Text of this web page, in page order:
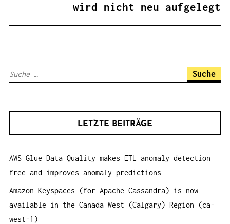
V
T
wird nicht neu aufgelegt
S
a
c
h
:
LETZTE BEITRÄGE
AWS Glue Data Quality makes ETL anomaly detection
free and improves anomaly predictions
Amazon Keyspaces (for Apache Cassandra) is now
available in the Canada West (Calgary) Region (ca-
west-1)